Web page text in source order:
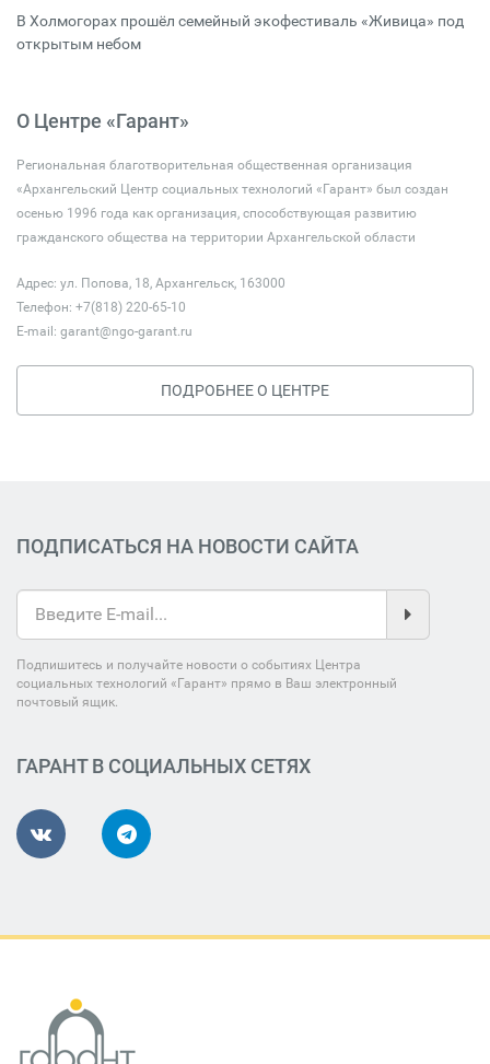
В Холмогорах прошёл семейный экофестиваль «Живица» под
открытым небом
О Центре «Гарант»
Региональная благотворительная общественная организация
«Архангельский Центр социальных технологий «Гарант» был создан
осенью 1996 года как организация, способствующая развитию
гражданского общества на территории Архангельской области
Адрес: ул. Попова, 18, Архангельск, 163000
Телефон: +7(818) 220-65-10
E-mail: garant@ngo-garant.ru
ПОДРОБНЕЕ О ЦЕНТРЕ
ПОДПИСАТЬСЯ НА НОВОСТИ САЙТА
Подпишитесь и получайте новости о событиях Центра
социальных технологий «Гарант» прямо в Ваш электронный
почтовый ящик.
ГАРАНТ В СОЦИАЛЬНЫХ СЕТЯХ